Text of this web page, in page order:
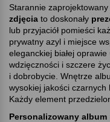
Starannie zaprojektowany
zdjęcia to doskonały
lub przyjaciół pomieści
prywatny azyl i miejsce
eleganckiej białej
wdzięczności i szczere
i dobrobycie. Wnętrze
wysokiej jakości czarnych
Każdy element
Personalizowany album